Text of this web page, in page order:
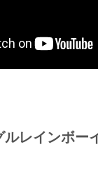
ルレインボー